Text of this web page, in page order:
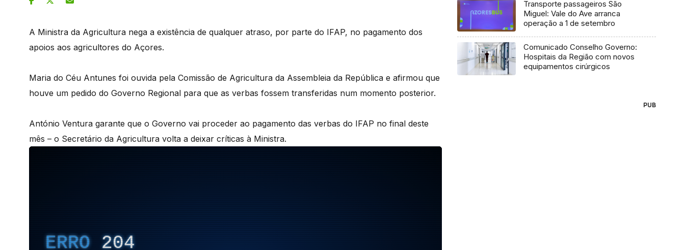
A Ministra da Agricultura nega a existência de qualquer atraso, por parte do IFAP, no pagamento dos
apoios aos agricultores do Açores.
Maria do Céu Antunes foi ouvida pela Comissão de Agricultura da Assembleia da República e afirmou que
houve um pedido do Governo Regional para que as verbas fossem transferidas num momento posterior.
António Ventura garante que o Governo vai proceder ao pagamento das verbas do IFAP no final deste
mês – o Secretário da Agricultura volta a deixar críticas à Ministra.
Transporte passageiros São
Miguel: Vale do Ave arranca
operação a 1 de setembro
Comunicado Conselho Governo:
Hospitais da Região com novos
equipamentos cirúrgicos
PUB